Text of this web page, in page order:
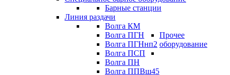
Барные станции
Линия раздачи
Волга КМ
Волга ПГН
Волга ПГНнп2
Волга ПСП
Волга ПН
Волга ППВш45
Прочее
оборудование